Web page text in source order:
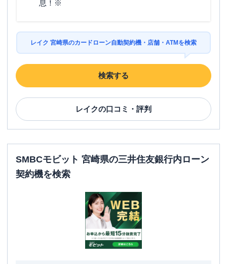
息！※
レイク 宮崎県のカードローン自動契約機・店舗・ATMを検索
検索する
レイクの口コミ・評判
SMBCモビット 宮崎県の三井住友銀行内ローン
契約機を検索